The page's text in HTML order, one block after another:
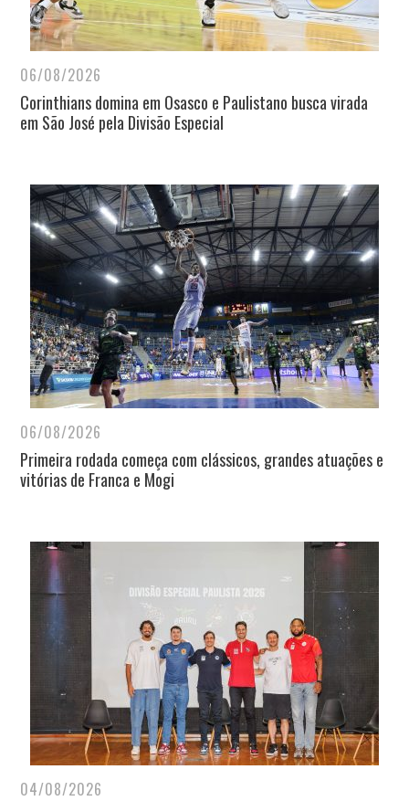
06/08/2026
Corinthians domina em Osasco e Paulistano busca virada
em São José pela Divisão Especial
06/08/2026
Primeira rodada começa com clássicos, grandes atuações e
vitórias de Franca e Mogi
04/08/2026